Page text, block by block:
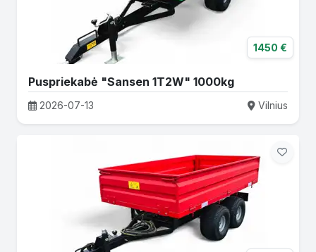
1450 €
Puspriekabė "Sansen 1T2W" 1000kg
2026-07-13 Vilnius